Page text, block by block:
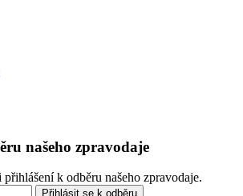
našeho zpravodaje
k odběru našeho zpravodaje.
Přihlásit se k odběru